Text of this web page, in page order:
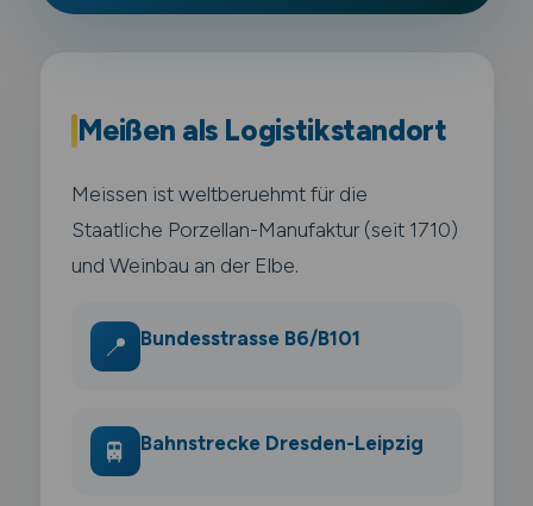
Meißen als Logistikstandort
Meissen ist weltberuehmt für die
Staatliche Porzellan-Manufaktur (seit 1710)
und Weinbau an der Elbe.
📍 Bundesstrasse B6/B101
🚆 Bahnstrecke Dresden-Leipzig